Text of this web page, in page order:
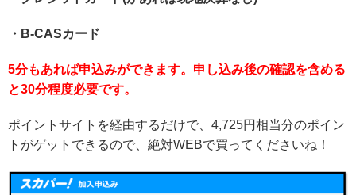
・B-CASカード
5分もあれば申込みができます。申し込み後の確認を含める
と30分程度必要です。
ポイントサイトを経由するだけで、4,725円相当分のポイン
トがゲットできるので、絶対WEBで買ってくださいね！